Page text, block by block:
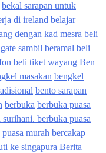
bekal sarapan untuk
di ireland belajar
dengan kad mesra beli
sambil beramal beli
beli tiket wayang Ben
masakan bengkel
bento sarapan
berbuka berbuka puasa
berbuka puasa
murah bercakap
ke singapura Berita